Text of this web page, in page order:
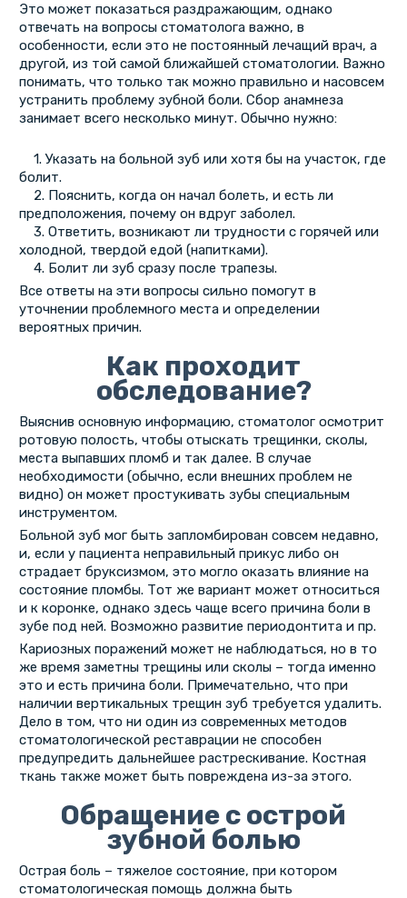
Это может показаться раздражающим, однако
отвечать на вопросы стоматолога важно, в
особенности, если это не постоянный лечащий врач, а
другой, из той самой ближайшей стоматологии. Важно
понимать, что только так можно правильно и насовсем
устранить проблему зубной боли. Сбор анамнеза
занимает всего несколько минут. Обычно нужно:
1. Указать на больной зуб или хотя бы на участок, где
болит.
2. Пояснить, когда он начал болеть, и есть ли
предположения, почему он вдруг заболел.
3. Ответить, возникают ли трудности с горячей или
холодной, твердой едой (напитками).
4. Болит ли зуб сразу после трапезы.
Все ответы на эти вопросы сильно помогут в
уточнении проблемного места и определении
вероятных причин.
Как проходит
обследование?
Выяснив основную информацию, стоматолог осмотрит
ротовую полость, чтобы отыскать трещинки, сколы,
места выпавших пломб и так далее. В случае
необходимости (обычно, если внешних проблем не
видно) он может простукивать зубы специальным
инструментом.
Больной зуб мог быть запломбирован совсем недавно,
и, если у пациента неправильный прикус либо он
страдает бруксизмом, это могло оказать влияние на
состояние пломбы. Тот же вариант может относиться
и к коронке, однако здесь чаще всего причина боли в
зубе под ней. Возможно развитие периодонтита и пр.
Кариозных поражений может не наблюдаться, но в то
же время заметны трещины или сколы – тогда именно
это и есть причина боли. Примечательно, что при
наличии вертикальных трещин зуб требуется удалить.
Дело в том, что ни один из современных методов
стоматологической реставрации не способен
предупредить дальнейшее растрескивание. Костная
ткань также может быть повреждена из-за этого.
Обращение с острой
зубной болью
Острая боль – тяжелое состояние, при котором
стоматологическая помощь должна быть